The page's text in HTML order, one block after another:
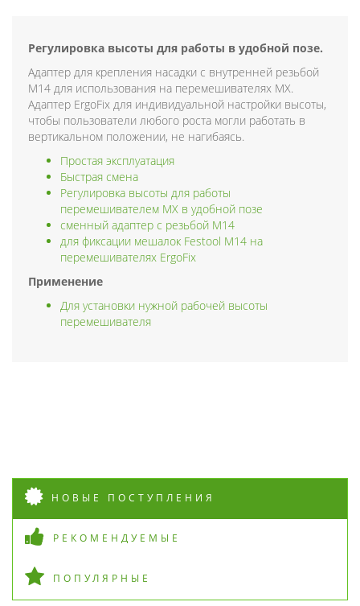
Регулировка высоты для работы в удобной позе.
Адаптер для крепления насадки с внутренней резьбой
M14 для использования на перемешивателях MX.
Адаптер ErgoFix для индивидуальной настройки высоты,
чтобы пользователи любого роста могли работать в
вертикальном положении, не нагибаясь.
Простая эксплуатация
Быстрая смена
Регулировка высоты для работы
перемешивателем MX в удобной позе
сменный адаптер с резьбой M14
для фиксации мешалок Festool M14 на
перемешивателях ErgoFix
Применение
Для установки нужной рабочей высоты
перемешивателя
НОВЫЕ ПОСТУПЛЕНИЯ
РЕКОМЕНДУЕМЫЕ
ПОПУЛЯРНЫЕ